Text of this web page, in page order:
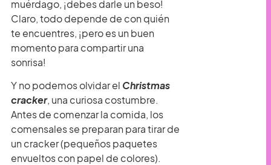
muérdago, ¡debes darle un beso!
Claro, todo depende de con quién
te encuentres, ¡pero es un buen
momento para compartir una
sonrisa!
Y no podemos olvidar el Christmas
cracker, una curiosa costumbre.
Antes de comenzar la comida, los
comensales se preparan para tirar de
un cracker (pequeños paquetes
envueltos con papel de colores).